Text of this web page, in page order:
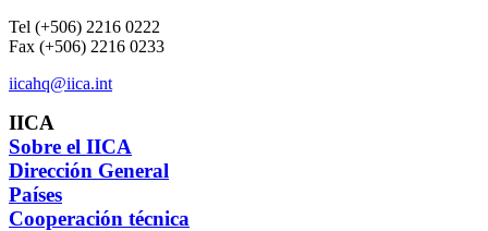
Tel (+506) 2216 0222
Fax (+506) 2216 0233
iicahq@iica.int
IICA
Sobre el IICA
Dirección General
Países
Cooperación técnica